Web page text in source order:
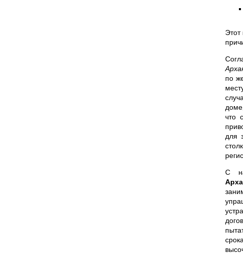
Этот
по
что
для
С